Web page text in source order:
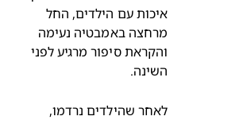
איכות עם הילדים, החל
מרחצה באמבטיה נעימה
והקראת סיפור מרגיע לפני
השינה.
לאחר שהילדים נרדמו,